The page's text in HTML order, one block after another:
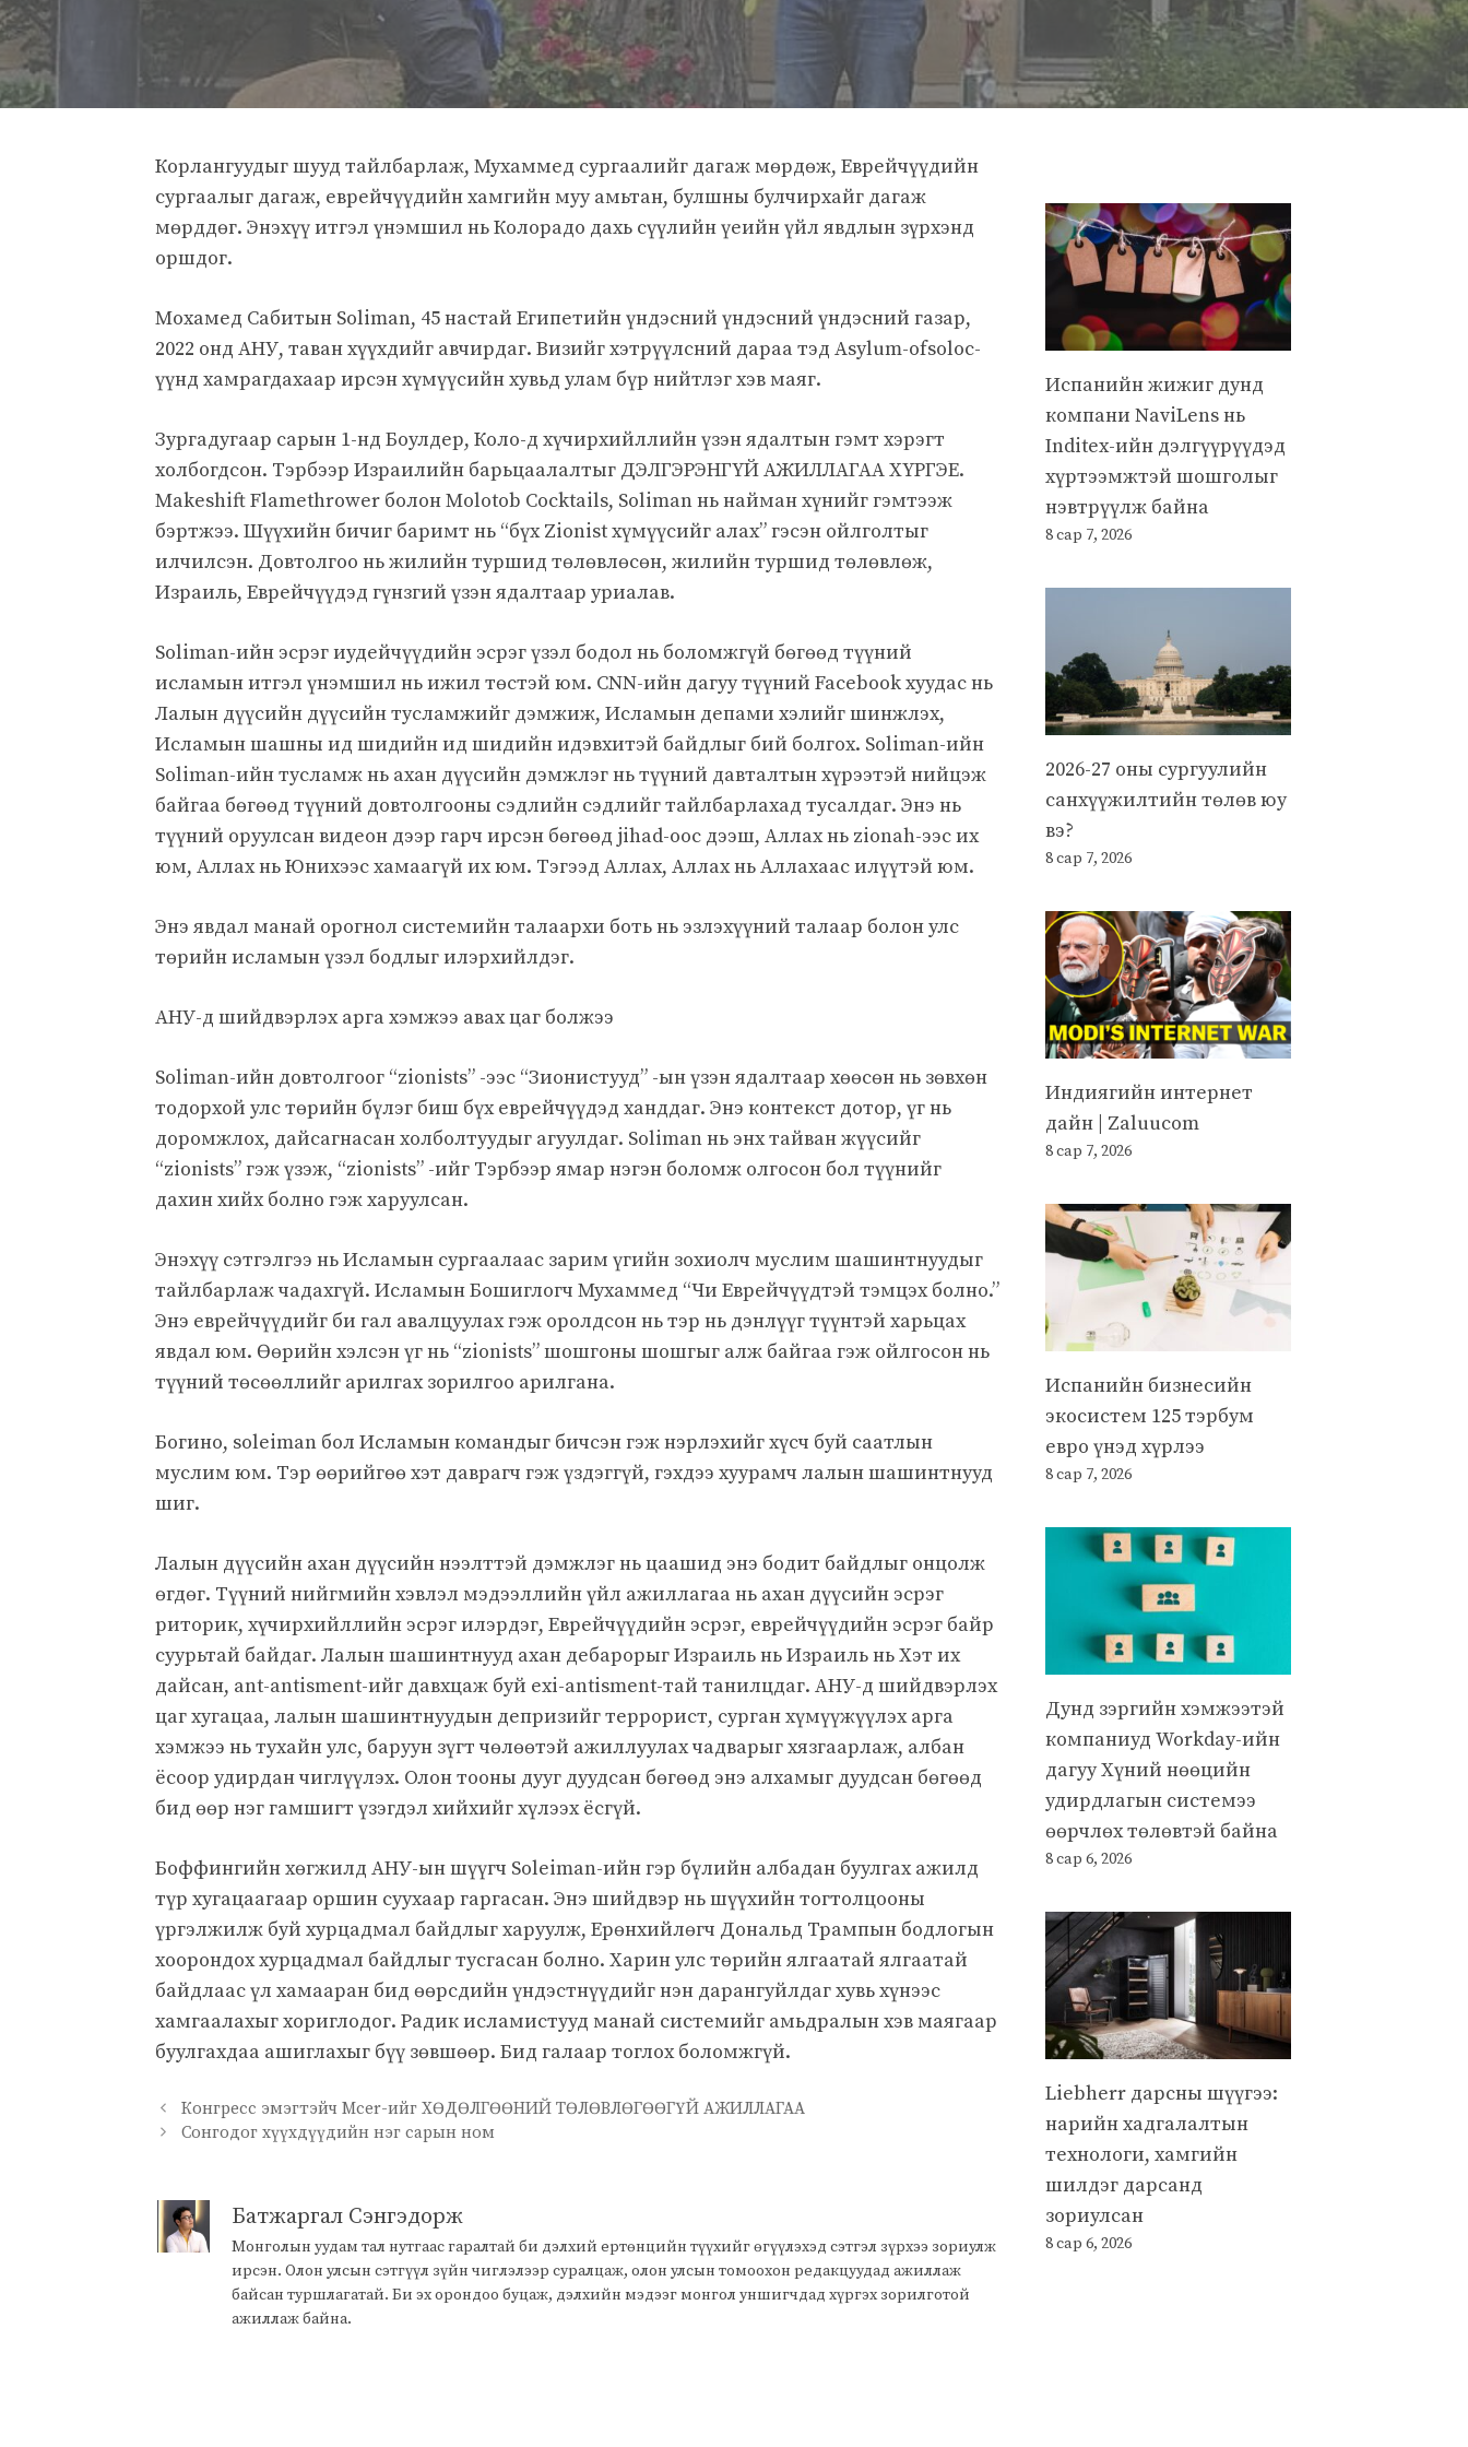
Корлангуудыг шууд тайлбарлаж, Мухаммед сургаалийг дагаж мөрдөж, Еврейчүүдийн
сургаалыг дагаж, еврейчүүдийн хамгийн муу амьтан, булшны булчирхайг дагаж
мөрддөг. Энэхүү итгэл үнэмшил нь Колорадо дахь сүүлийн үеийн үйл явдлын зүрхэнд
оршдог.
Мохамед Сабитын Soliman, 45 настай Египетийн үндэсний үндэсний үндэсний газар,
2022 онд АНУ, таван хүүхдийг авчирдаг. Визийг хэтрүүлсний дараа тэд Asylum-ofsoloc-
үүнд хамрагдахаар ирсэн хүмүүсийн хувьд улам бүр нийтлэг хэв маяг.
Зургадугаар сарын 1-нд Боулдер, Коло-д хүчирхийллийн үзэн ядалтын гэмт хэрэгт
холбогдсон. Тэрбээр Израилийн барьцаалалтыг ДЭЛГЭРЭНГҮЙ АЖИЛЛАГАА ХҮРГЭЕ.
Makeshift Flamethrower болон Molotob Cocktails, Soliman нь найман хүнийг гэмтээж
бэртжээ. Шүүхийн бичиг баримт нь “бүх Zionist хүмүүсийг алах” гэсэн ойлголтыг
илчилсэн. Довтолгоо нь жилийн туршид төлөвлөсөн, жилийн туршид төлөвлөж,
Израиль, Еврейчүүдэд гүнзгий үзэн ядалтаар уриалав.
Soliman-ийн эсрэг иудейчүүдийн эсрэг үзэл бодол нь боломжгүй бөгөөд түүний
исламын итгэл үнэмшил нь ижил төстэй юм. CNN-ийн дагуу түүний Facebook хуудас нь
Лалын дүүсийн дүүсийн тусламжийг дэмжиж, Исламын депами хэлийг шинжлэх,
Исламын шашны ид шидийн ид шидийн идэвхитэй байдлыг бий болгох. Soliman-ийн
Soliman-ийн тусламж нь ахан дүүсийн дэмжлэг нь түүний давталтын хүрээтэй нийцэж
байгаа бөгөөд түүний довтолгооны сэдлийн сэдлийг тайлбарлахад тусалдаг. Энэ нь
түүний оруулсан видеон дээр гарч ирсэн бөгөөд jihad-оос дээш, Аллах нь zionah-ээс их
юм, Аллах нь Юнихээс хамаагүй их юм. Тэгээд Аллах, Аллах нь Аллахаас илүүтэй юм.
Энэ явдал манай орогнол системийн талаархи боть нь эзлэхүүний талаар болон улс
төрийн исламын үзэл бодлыг илэрхийлдэг.
АНУ-д шийдвэрлэх арга хэмжээ авах цаг болжээ
Soliman-ийн довтолгоог “zionists” -ээс “Зионистууд” -ын үзэн ядалтаар хөөсөн нь зөвхөн
тодорхой улс төрийн бүлэг биш бүх еврейчүүдэд ханддаг. Энэ контекст дотор, үг нь
доромжлох, дайсагнасан холболтуудыг агуулдаг. Soliman нь энх тайван жүүсийг
“zionists” гэж үзэж, “zionists” -ийг Тэрбээр ямар нэгэн боломж олгосон бол түүнийг
дахин хийх болно гэж харуулсан.
Энэхүү сэтгэлгээ нь Исламын сургаалаас зарим үгийн зохиолч муслим шашинтнуудыг
тайлбарлаж чадахгүй. Исламын Бошиглогч Мухаммед “Чи Еврейчүүдтэй тэмцэх болно.”
Энэ еврейчүүдийг би гал авалцуулах гэж оролдсон нь тэр нь дэнлүүг түүнтэй харьцах
явдал юм. Өөрийн хэлсэн үг нь “zionists” шошгоны шошгыг алж байгаа гэж ойлгосон нь
түүний төсөөллийг арилгах зорилгоо арилгана.
Богино, soleiman бол Исламын командыг бичсэн гэж нэрлэхийг хүсч буй саатлын
муслим юм. Тэр өөрийгөө хэт даврагч гэж үздэггүй, гэхдээ хуурамч лалын шашинтнууд
шиг.
Лалын дүүсийн ахан дүүсийн нээлттэй дэмжлэг нь цаашид энэ бодит байдлыг онцолж
өгдөг. Түүний нийгмийн хэвлэл мэдээллийн үйл ажиллагаа нь ахан дүүсийн эсрэг
риторик, хүчирхийллийн эсрэг илэрдэг, Еврейчүүдийн эсрэг, еврейчүүдийн эсрэг байр
суурьтай байдаг. Лалын шашинтнууд ахан дебарорыг Израиль нь Израиль нь Хэт их
дайсан, ant-antisment-ийг давхцаж буй exi-antisment-тай танилцдаг. АНУ-д шийдвэрлэх
цаг хугацаа, лалын шашинтнуудын депризийг террорист, сурган хүмүүжүүлэх арга
хэмжээ нь тухайн улс, баруун зүгт чөлөөтэй ажиллуулах чадварыг хязгаарлаж, албан
ёсоор удирдан чиглүүлэх. Олон тооны дууг дуудсан бөгөөд энэ алхамыг дуудсан бөгөөд
бид өөр нэг гамшигт үзэгдэл хийхийг хүлээх ёсгүй.
Боффингийн хөгжилд АНУ-ын шүүгч Soleiman-ийн гэр бүлийн албадан буулгах ажилд
түр хугацаагаар оршин суухаар ​​гаргасан. Энэ шийдвэр нь шүүхийн тогтолцооны
үргэлжилж буй хурцадмал байдлыг харуулж, Ерөнхийлөгч Дональд Трампын бодлогын
хоорондох хурцадмал байдлыг тусгасан болно. Харин улс төрийн ялгаатай ялгаатай
байдлаас үл хамааран бид өөрсдийн үндэстнүүдийг нэн дарангуйлдаг хувь хүнээс
хамгаалахыг хориглодог. Радик исламистууд манай системийг амьдралын хэв маягаар
буулгахдаа ашиглахыг бүү зөвшөөр. Бид галаар тоглох боломжгүй.
Конгресс эмэгтэйч Mcer-ийг ХӨДӨЛГӨӨНИЙ ТӨЛӨВЛӨГӨӨГҮЙ АЖИЛЛАГАА
Сонгодог хүүхдүүдийн нэг сарын ном
Батжаргал Сэнгэдорж
Монголын уудам тал нутгаас гаралтай би дэлхий ертөнцийн түүхийг өгүүлэхэд сэтгэл зүрхээ зориулж
ирсэн. Олон улсын сэтгүүл зүйн чиглэлээр суралцаж, олон улсын томоохон редакцуудад ажиллаж
байсан туршлагатай. Би эх орондоо буцаж, дэлхийн мэдээг монгол уншигчдад хүргэх зорилготой
ажиллаж байна.
Испанийн жижиг дунд
компани NaviLens нь
Inditex-ийн дэлгүүрүүдэд
хүртээмжтэй шошголыг
нэвтрүүлж байна
8 сар 7, 2026
2026-27 оны сургуулийн
санхүүжилтийн төлөв юу
вэ?
8 сар 7, 2026
Индиягийн интернет
дайн | Zaluucom
8 сар 7, 2026
Испанийн бизнесийн
экосистем 125 тэрбум
евро үнэд хүрлээ
8 сар 7, 2026
Дунд зэргийн хэмжээтэй
компаниуд Workday-ийн
дагуу Хүний нөөцийн
удирдлагын системээ
өөрчлөх төлөвтэй байна
8 сар 6, 2026
Liebherr дарсны шүүгээ:
нарийн хадгалалтын
технологи, хамгийн
шилдэг дарсанд
зориулсан
8 сар 6, 2026